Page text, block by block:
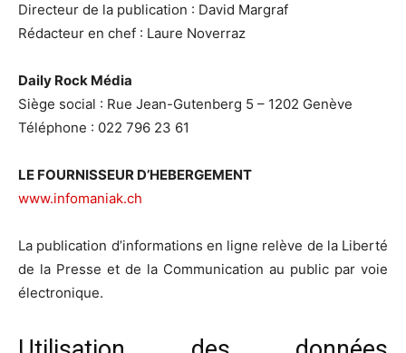
Directeur de la publication : David Margraf
Rédacteur en chef : Laure Noverraz
Daily Rock Média
Siège social : Rue Jean-Gutenberg 5 – 1202 Genève
Téléphone : 022 796 23 61
LE FOURNISSEUR D’HEBERGEMENT
www.infomaniak.ch
La publication d’informations en ligne relève de la Liberté
de la Presse et de la Communication au public par voie
électronique.